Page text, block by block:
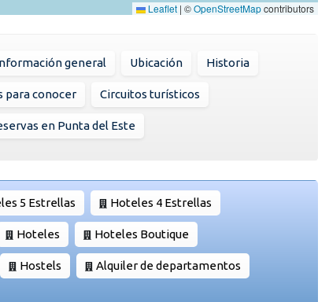
Leaflet | ©OpenStreetMapcontributors
general Ubicación Historia
para conocer Circuitos turísticos
en Punta del Este
5 Estrellas Hoteles 4 Estrellas
Hoteles Hoteles Boutique
Hostels Alquiler de departamentos